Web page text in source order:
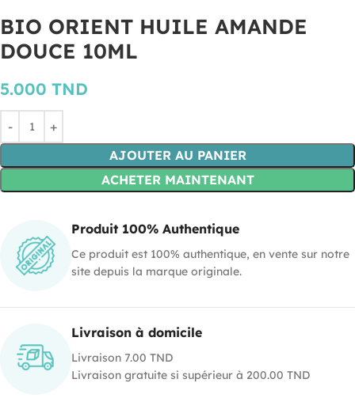
BIO ORIENT HUILE AMANDE
DOUCE 10ML
5.000 TND
AJOUTER AU PANIER
ACHETER MAINTENANT
Produit 100% Authentique
Ce produit est 100% authentique, en vente sur notre
site depuis la marque originale.
Livraison à domicile
Livraison 7.00 TND
Livraison gratuite si supérieur à 200.00 TND